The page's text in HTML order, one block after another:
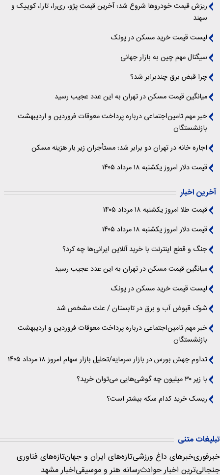
ریزش قیمت خودروها شروع شد؛ آخرین قیمت پژو، ری‌را، تارا، کوییک و
سهند
لیست قیمت خرید مسکن در پونک
سیگنال‌ مهم چین به بازار جهانی
چرا قبض برق چندبرابر شد؟
میانگین قیمت مسکن در تهران به این عدد عجیب رسید
خبر مهم تامین‌اجتماعی درباره پرداخت معوقات فروردین و اردیبهشت
بازنشستگان
اجاره خانه در تهران دو برابر شد؛ مستأجران زیر بار هزینه مسکن
قیمت دلار امروز یکشنبه ۱۸ مرداد ۱۴۰۵
آخرین اخبار
قیمت طلا امروز یکشنبه ۱۸ مرداد ۱۴۰۵
قیمت دلار امروز یکشنبه ۱۸ مرداد ۱۴۰۵
جنگ و قطع اینترنت با خرید آنلاین ایرانی‌ها چه کرد؟
میانگین قیمت مسکن در تهران به این عدد عجیب رسید
لیست قیمت خرید مسکن در پونک
شوک قبوض آب و برق در تابستان / علت مشخص شد
خبر مهم تامین‌اجتماعی درباره پرداخت معوقات فروردین و اردیبهشت
بازنشستگان
تداوم جهش بورس در بازار سرمایه/تحلیل بازار سهام امروز ۱۸ مرداد ۱۴۰۵
با زیر ۳۰ میلیون چه گوشی‌هایی می‌توان خرید؟
ریسک خرید کدام سکه بیشتر است؟
تبلیغات متنی
خبرفوریخبرهای داغ ورزشیتازه‌های ایران و جهانتازه‌های فناوری
جنجالی‌ترین اخبار حوادثرسانه هنر و موسیقیاخبار مشهد